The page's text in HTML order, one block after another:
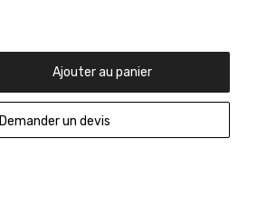
Ajouter au panier
Demander un devis